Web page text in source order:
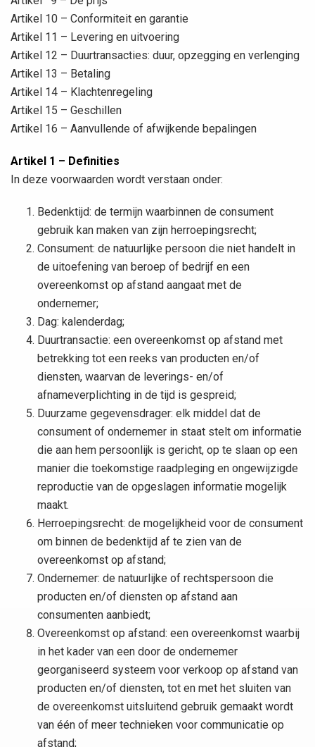
Artikel 10 – Conformiteit en garantie
Artikel 11 – Levering en uitvoering
Artikel 12 – Duurtransacties: duur, opzegging en verlenging
Artikel 13 – Betaling
Artikel 14 – Klachtenregeling
Artikel 15 – Geschillen
Artikel 16 – Aanvullende of afwijkende bepalingen
Artikel 1 – Definities
In deze voorwaarden wordt verstaan onder:
Bedenktijd: de termijn waarbinnen de consument
gebruik kan maken van zijn herroepingsrecht;
Consument: de natuurlijke persoon die niet handelt in
de uitoefening van beroep of bedrijf en een
overeenkomst op afstand aangaat met de
ondernemer;
Dag: kalenderdag;
Duurtransactie: een overeenkomst op afstand met
betrekking tot een reeks van producten en/of
diensten, waarvan de leverings- en/of
afnameverplichting in de tijd is gespreid;
Duurzame gegevensdrager: elk middel dat de
consument of ondernemer in staat stelt om informatie
die aan hem persoonlijk is gericht, op te slaan op een
manier die toekomstige raadpleging en ongewijzigde
reproductie van de opgeslagen informatie mogelijk
maakt.
Herroepingsrecht: de mogelijkheid voor de consument
om binnen de bedenktijd af te zien van de
overeenkomst op afstand;
Ondernemer: de natuurlijke of rechtspersoon die
producten en/of diensten op afstand aan
consumenten aanbiedt;
Overeenkomst op afstand: een overeenkomst waarbij
in het kader van een door de ondernemer
georganiseerd systeem voor verkoop op afstand van
producten en/of diensten, tot en met het sluiten van
de overeenkomst uitsluitend gebruik gemaakt wordt
van één of meer technieken voor communicatie op
afstand;